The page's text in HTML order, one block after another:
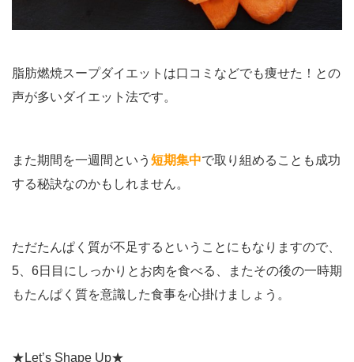
脂肪燃焼スープダイエットは口コミなどでも痩せた！との
声が多いダイエット法です。
また期間を一週間という 短期集中で取り組めることも成功
する秘訣なのかもしれません。
ただたんぱく質が不足するということにもなりますので、
5、6日目にしっかりとお肉を食べる、またその後の一時期
もたんぱく質を意識した食事を心掛けましょう。
★Let’s Shape Up★